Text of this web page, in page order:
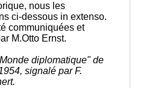
nous les
ci-dessous in extenso.
communiquées et
M.Otto Ernst.
diplomatique" de
signalé par F.